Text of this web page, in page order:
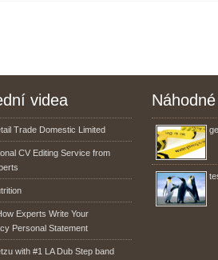
videa
Trade Domestic Limited
CV Editing Service from
Experts Write Your
Personal Statement
with #1 LA Dub Step band